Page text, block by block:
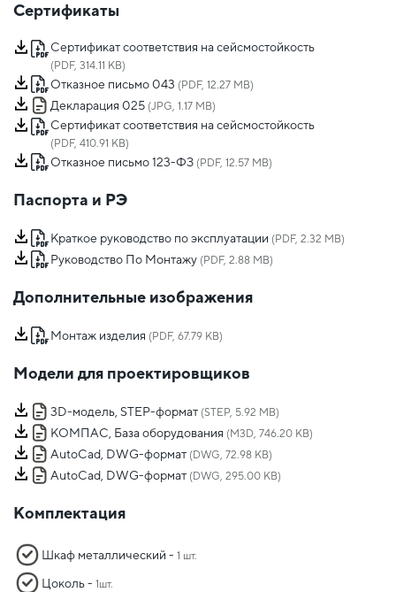
Сертификаты
Сертификат соответствия на сейсмостойкость
(PDF, 314.11 KB)
Отказное письмо 043 (PDF, 12.27 MB)
Декларация 025 (JPG, 1.17 MB)
Сертификат соответствия на сейсмостойкость
(PDF, 410.91 KB)
Отказное письмо 123-ФЗ (PDF, 12.57 MB)
Паспорта и РЭ
Краткое руководство по эксплуатации (PDF, 2.32 MB)
Руководство По Монтажу (PDF, 2.88 MB)
Дополнительные изображения
Монтаж изделия (PDF, 67.79 KB)
Модели для проектировщиков
3D-модель, STEP-формат (STEP, 5.92 MB)
КОМПАС, База оборудования (M3D, 746.20 KB)
AutoCad, DWG-формат (DWG, 72.98 KB)
AutoCad, DWG-формат (DWG, 295.00 KB)
Комплектация
Шкаф металлический - 1 шт.
Цоколь - 1шт.